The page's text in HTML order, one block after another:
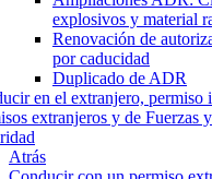
explosivos y material
Renovación de
por caducidad
Duplicado de ADR
en el extranjero, permiso
extranjeros y de Fuerzas
Atrás